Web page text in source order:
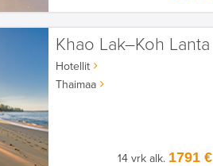
Khao Lak–Koh Lanta
Hotellit
Thaimaa
14 vrk alk. 1791 €